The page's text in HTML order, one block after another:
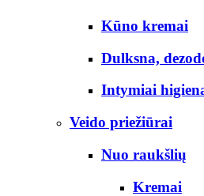
Kūno kremai
Dulksna,
Intymiai
Veido priežiūrai
Nuo raukšlių
Kremai